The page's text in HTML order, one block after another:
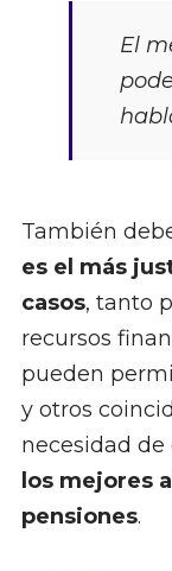
El
También
es el más
casos, tanto
recursos
pueden
y otros
necesidad
los mejores
pensiones.